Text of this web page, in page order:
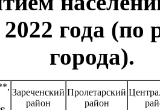
года (по
города).
Зареченский
район
Пролетарский
район